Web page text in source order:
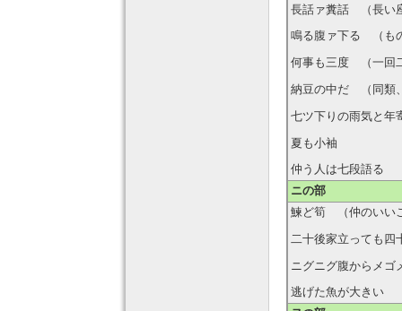
長話ァ糞話 （長い
鳴る腹ァ下る （も
何事も三度 （一回
納豆の中だ （同類
七ツ下りの雨気と年
夏も小袖
仲う人は七段語る
ニの部
鰊ど筍 （仲のいい
二十後家立っても四
ニグニグ腹からメ
逃げた魚が大きい